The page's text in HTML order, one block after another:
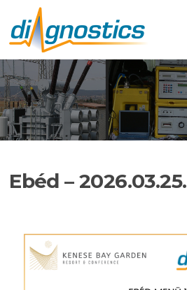
tartalomra
Ebéd – 2026.03.25.